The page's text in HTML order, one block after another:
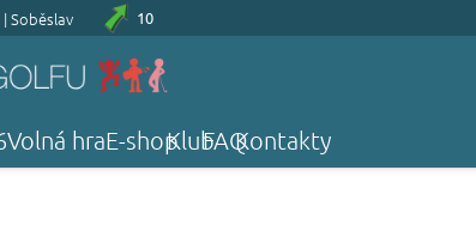
Soběslav 10
Volná hraE-shopKlubFAQKontakty